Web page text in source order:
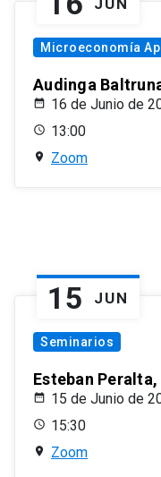
JUN
Microeconomía
Audinga
16 de Junio de
13:00
Zoom
15 JUN
Seminarios
Esteban
15 de Junio de
15:30
Zoom